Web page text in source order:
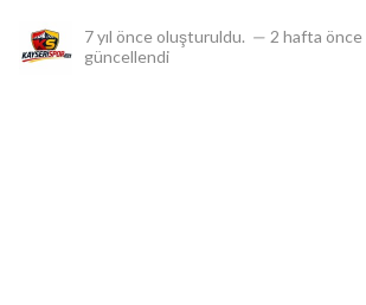
7 yıl önce oluşturuldu. — 2 hafta önce
güncellendi